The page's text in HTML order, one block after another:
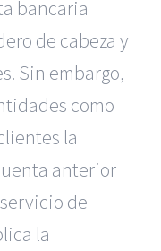
bancaria
de cabeza y
Sin embargo,
como
la
anterior
de
la